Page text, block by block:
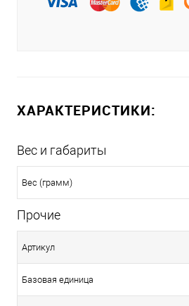
ХАРАКТЕРИСТИКИ:
Вес и габариты
Вес (грамм)
Прочие
Артикул
Базовая единица